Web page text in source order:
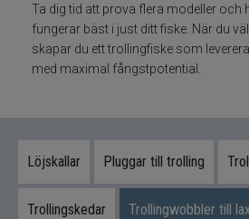
PowerBait/Gulp
Trollingbeten
Spinnflugor
Fiskelinor
Småplock
Ta dig tid att prova flera modeller och
fungerar bäst i just ditt fiske. När du
skapar du ett trollingfiske som
med maximal fångstpotential.
Löjskallar Pluggar till trolling
Trollingskedar Trollingwobbler till